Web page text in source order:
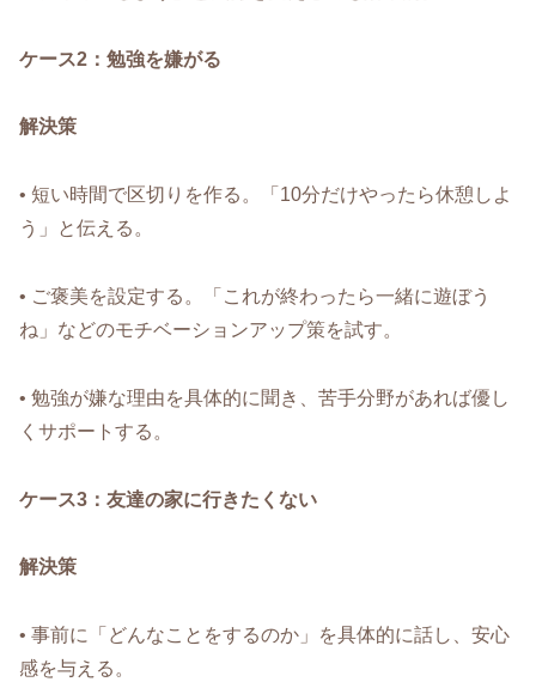
ケース2：勉強を嫌がる
解決策
• 短い時間で区切りを作る。「10分だけやったら休憩しよ
う」と伝える。
• ご褒美を設定する。「これが終わったら一緒に遊ぼう
ね」などのモチベーションアップ策を試す。
• 勉強が嫌な理由を具体的に聞き、苦手分野があれば優し
くサポートする。
ケース3：友達の家に行きたくない
解決策
• 事前に「どんなことをするのか」を具体的に話し、安心
感を与える。